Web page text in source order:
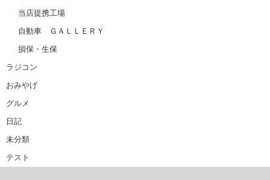
当店提携工場
自動車 ＧＡＬＬＥＲＹ
損保・生保
ラジコン
おみやげ
グルメ
日記
未分類
テスト